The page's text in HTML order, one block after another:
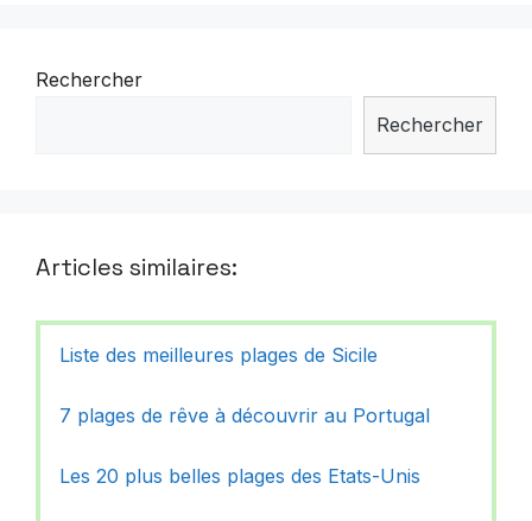
Rechercher
Rechercher
Articles similaires:
Liste des meilleures plages de Sicile
7 plages de rêve à découvrir au Portugal
Les 20 plus belles plages des Etats-Unis